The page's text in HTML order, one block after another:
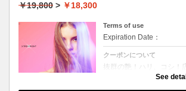
￥19,800 > ￥18,300
Terms of use
Expiration Date：
クーポンについて
抜群の艶！ハリ、コシ！
る！どんなに傷んだ髪も
ンカラーも、極上美しい
See